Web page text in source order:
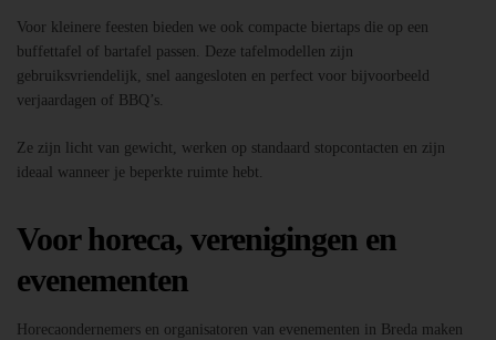
Voor kleinere feesten bieden we ook compacte biertaps die op een
buffettafel of bartafel passen. Deze tafelmodellen zijn
gebruiksvriendelijk, snel aangesloten en perfect voor bijvoorbeeld
verjaardagen of BBQ’s.
Ze zijn licht van gewicht, werken op standaard stopcontacten en zijn
ideaal wanneer je beperkte ruimte hebt.
Voor horeca, verenigingen en
evenementen
Horecaondernemers en organisatoren van evenementen in Breda maken